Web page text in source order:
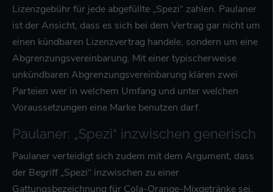
Lizenzgebühr für jede abgefüllte „Spezi“ zahlen. Paulaner
ist der Ansicht, dass es sich bei dem Vertrag gar nicht um
einen kündbaren Lizenzvertrag handele, sondern um eine
Abgrenzungsvereinbarung. Mit einer typischerweise
unkündbaren Abgrenzungsvereinbarung klären zwei
Parteien wer in welchem Umfang und unter welchen
Voraussetzungen eine Marke benutzen darf.
Paulaner: „Spezi“ inzwischen generisch
Paulaner verteidigt sich zudem mit dem Argument, dass
der Begriff „Spezi“ inzwischen zu einer
Gattungsbezeichnung für Cola-Orange-Mixgetränke sei.